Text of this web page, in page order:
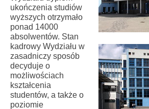
ukończenia studiów
wyższych otrzymało
ponad 14000
absolwentów. Stan
kadrowy Wydziału w
zasadniczy sposób
decyduje o
możliwościach
kształcenia
studentów, a także o
poziomie